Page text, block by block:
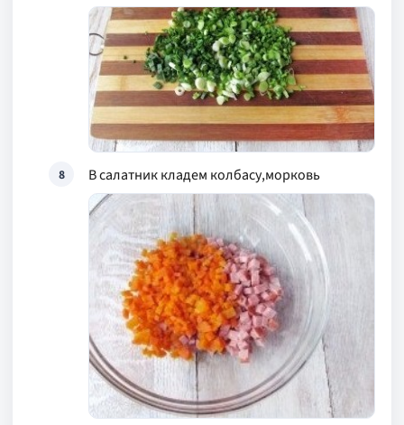
8 В салатник кладем колбасу,морковь